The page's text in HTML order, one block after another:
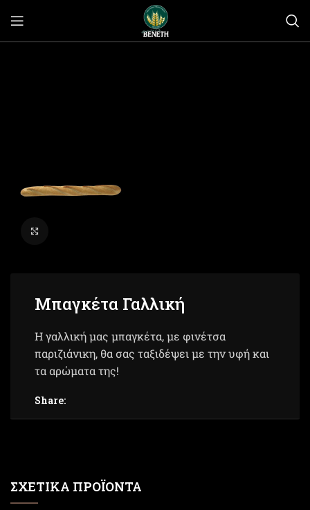
Μπαγκέτα Γαλλική
Η γαλλική μας μπαγκέτα, με φινέτσα
παριζιάνικη, θα σας ταξιδέψει με την υφή και
τα αρώματα της!
Share:
ΣΧΕΤΙΚΆ ΠΡΟΪΌΝΤΑ